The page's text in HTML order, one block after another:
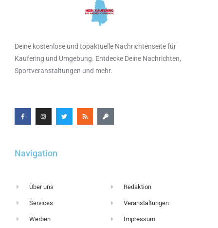
Deine kostenlose und topaktuelle Nachrichtenseite für
Kaufering und Umgebung. Entdecke Deine Nachrichten,
Sportveranstaltungen und mehr.
Navigation
Über uns
Services
Werben
Redaktion
Veranstaltungen
Impressum